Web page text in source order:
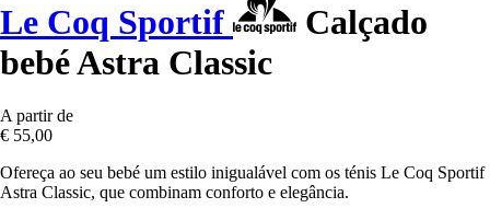
Le Coq Sportif
Calçado
bebé Astra Classic
A partir de
€ 55,00
Ofereça ao seu bebé um estilo inigualável com os ténis Le Coq Sportif
Astra Classic, que combinam conforto e elegância.